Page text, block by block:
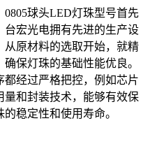
球头LED灯珠型号首先
宏光电拥有先进的生产设
原材料的选取开始，就精
保灯珠的基础性能优良。
经过严格把控，例如芯片
量和封装技术，能够有效保
稳定性和使用寿命。